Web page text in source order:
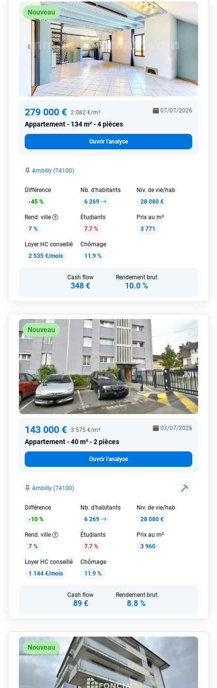
Nouveau
279 000 € 2 082 €/m²
Appartement 134 m² - 4 pièces
07/07/2026
Ouvrir l'analyse
Ambilly (74100)
Différence
-45 %
Nb. d'habitants
6 269
Niv. de vie/hab
28 080 €
Rend. ville
7 %
Étudiants
7.7 %
Prix au m²
3 771
Loyer HC conseillé
2 535 €/mois
Chômage
11.9 %
Cash flow
348 €
Rendement brut
10.0 %
Nouveau
143 000 € 3 575 €/m²
Appartement 40 m² - 2 pièces
03/07/2026
Ouvrir l'analyse
Ambilly (74100)
Différence
-10 %
Nb. d'habitants
6 269
Niv. de vie/hab
28 080 €
Rend. ville
7 %
Étudiants
7.7 %
Prix au m²
3 960
Loyer HC conseillé
1 144 €/mois
Chômage
11.9 %
Cash flow
89 €
Rendement brut
8.8 %
Nouveau